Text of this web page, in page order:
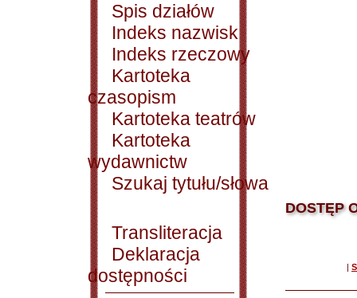
Spis działów
Indeks nazwisk
Indeks rzeczowy
Kartoteka
czasopism
Kartoteka teatrów
Kartoteka
wydawnictw
Szukaj tytułu/słowa
Transliteracja
Deklaracja
dostępności
DOSTĘP
|